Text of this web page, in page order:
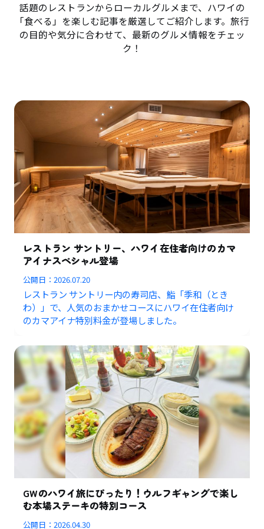
話題のレストランからローカルグルメまで、ハワイの
「食べる」を楽しむ記事を厳選してご紹介します。旅行
の目的や気分に合わせて、最新のグルメ情報をチェッ
ク！
レストラン サントリー、ハワイ在住者向けのカマ
アイナスペシャル登場
公開日：2026.07.20
レストラン サントリー内の寿司店、鮨「季和（とき
わ）」で、人気のおまかせコースにハワイ在住者向け
のカマアイナ特別料金が登場しました。
GWのハワイ旅にぴったり！ウルフギャングで楽し
む本場ステーキの特別コース
公開日：2026.04.30